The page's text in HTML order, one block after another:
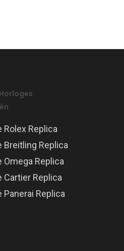
Replica
Replica
Replica
Replica
Replica